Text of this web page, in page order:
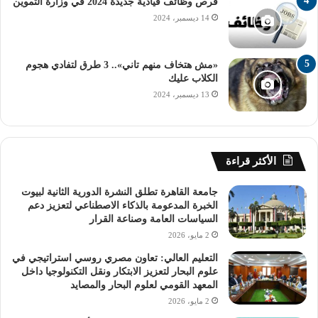
رابط نتيجة التنسيق
الإلكتروني
ويكون رابط نتيجة التنسيق الإلكتروني للمرحلة الأولى، كالتلي:
يدخل الطالب على الموقع الإلكتروني للحصول على النتيجة:
http://www.tansik.digital.gov.eg .
خطوات الحصول على النتيجة
من خلال الخطوات الآتية يستطيع الطالب الحصول على النتيجة:
– يدخل الطالب على «نتائج التنسيق»، ثم يختار «مدارس
الثانوية العامة» من بين الاختيارات الموجودة.
14 ديسمبر، 2024
«مش هتخاف منهم تاني».. 3 طرق لتفادي هجوم
الكلاب عليك
13 ديسمبر، 2024
الأكثر قراءة
جامعة القاهرة تطلق النشرة الدورية الثانية لبيوت
الخبرة المدعومة بالذكاء الاصطناعي لتعزيز دعم
السياسات العامة وصناعة القرار
2 مايو، 2026
التعليم العالي: تعاون مصري روسي استراتيجي في
علوم البحار لتعزيز الابتكار ونقل التكنولوجيا داخل
المعهد القومي لعلوم البحار والمصايد
2 مايو، 2026